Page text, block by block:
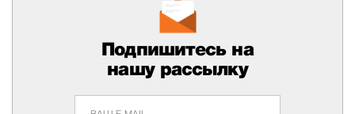
Подпишитесь на
нашу рассылку